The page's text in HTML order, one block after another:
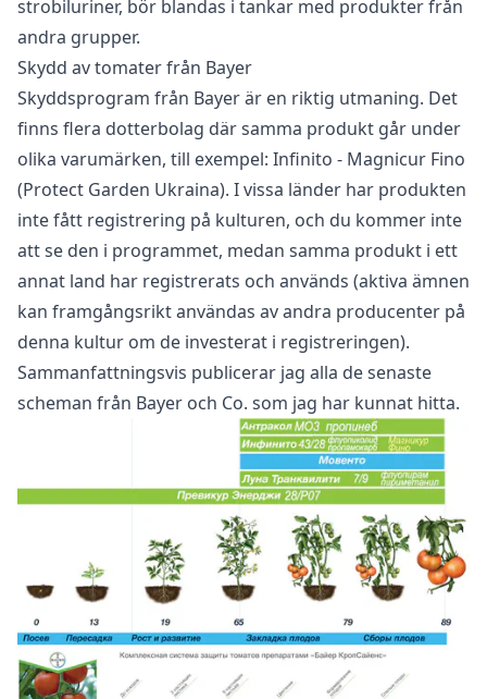
strobiluriner, bör blandas i tankar med produkter från
andra grupper.
Skydd av tomater från Bayer
Skyddsprogram från Bayer är en riktig utmaning. Det
finns flera dotterbolag där samma produkt går under
olika varumärken, till exempel: Infinito - Magnicur Fino
(Protect Garden Ukraina). I vissa länder har produkten
inte fått registrering på kulturen, och du kommer inte
att se den i programmet, medan samma produkt i ett
annat land har registrerats och används (aktiva ämnen
kan framgångsrikt användas av andra producenter på
denna kultur om de investerat i registreringen).
Sammanfattningsvis publicerar jag alla de senaste
scheman från Bayer och Co. som jag har kunnat hitta.